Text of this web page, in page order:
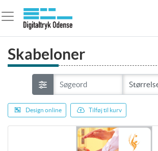
Skabeloner
Design online Tilføj til kurv